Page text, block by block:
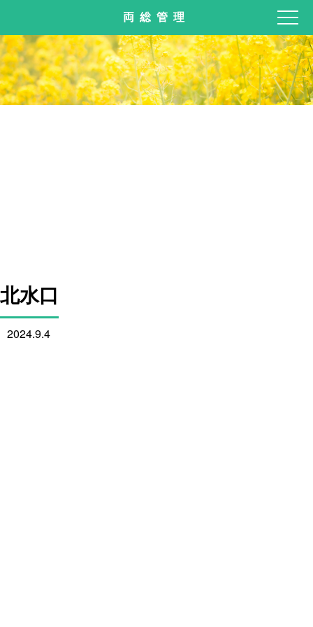
両総管理
北水口
2024.9.4